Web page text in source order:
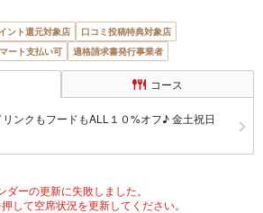
ント還元対象店
口コミ投稿特典対象店
ート支払い可 適格請求書発行事業者
コース
ンクもフードもALL１０%オフ♪ 金土祝日
ダーの更新に失敗しました。
して空席状況を更新してください。